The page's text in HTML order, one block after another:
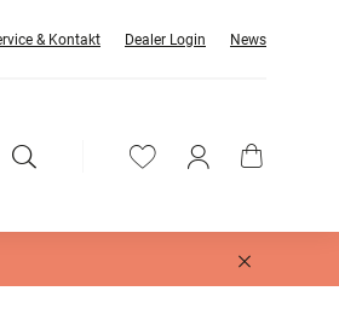
& Kontakt Dealer Login News